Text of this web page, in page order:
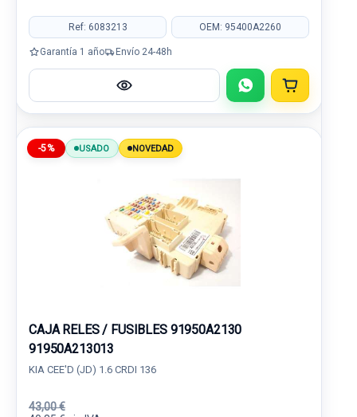
Ref: 6083213 OEM: 95400A2260
Garantía 1 año Envío 24-48h
-5% USADO NOVEDAD
CAJA RELES / FUSIBLES 91950A2130
91950A213013
KIA CEE'D (JD) 1.6 CRDI 136
43,00 €